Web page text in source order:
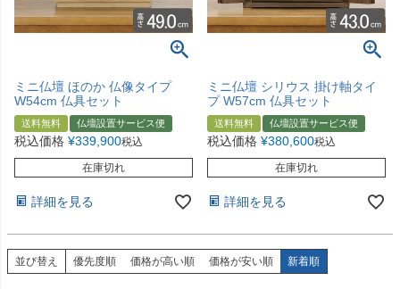
ミニ仏壇 ほのか 仏像タイプ
W54cm 仏具セット
送料無料 仏壇設置サービス便
税込価格 ¥339,900税込
在庫切れ
詳細を見る
ミニ仏壇 シリウス 掛け軸タイ
プ W57cm 仏具セット
送料無料 仏壇設置サービス便
税込価格 ¥380,600税込
在庫切れ
詳細を見る
並び替え 優先度順 価格が高い順 価格が安い順 新着順